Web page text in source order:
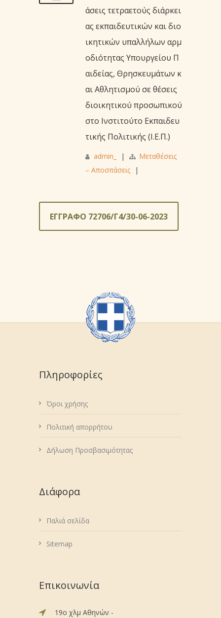
άσεις τετραετούς διάρκει
ας εκπαιδευτικών και διο
ικητικών υπαλλήλων αρμ
οδιότητας Υπουργείου Π
αιδείας, Θρησκευμάτων κ
αι Αθλητισμού σε θέσεις
διοικητικού προσωπικού
στο Ινστιτούτο Εκπαιδευ
τικής Πολιτικής (Ι.Ε.Π.)
admin_ |
Μεταθέσεις
– Αποσπάσεις
|
ΕΓΓΡΑΦΟ 72706/Γ4/30-06-2023
Πληροφορίες
Όροι χρήσης
Πολιτική απορρήτου
Δήλωση Προσβασιμότητας
Διάφορα
Παλιά σελίδα
Sitemap
Επικοινωνία
19ο χλμ Αθηνών -